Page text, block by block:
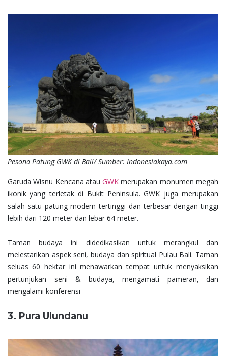
Pesona Patung GWK di Bali/ Sumber: Indonesiakaya.com
Garuda Wisnu Kencana atauGWK merupakan monumen megah
ikonik yang terletak di Bukit Peninsula. GWK juga merupakan
salah satu patung modern tertinggi dan terbesar dengan tinggi
lebih dari 120 meter dan lebar 64 meter.
Taman budaya ini didedikasikan untuk merangkul dan
melestarikan aspek seni, budaya dan spiritual Pulau Bali. Taman
seluas 60 hektar ini menawarkan tempat untuk menyaksikan
pertunjukan seni & budaya, mengamati pameran, dan
mengalami konferensi
3. Pura Ulundanu